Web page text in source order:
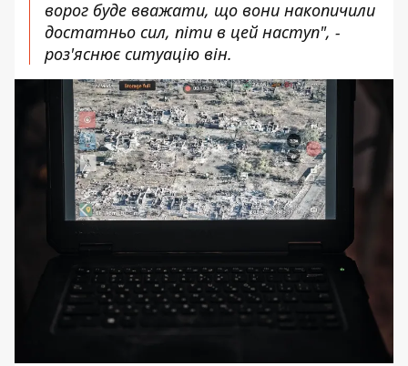
ворог буде вважати, що вони накопичили
достатньо сил, піти в цей наступ", -
роз'яснює ситуацію він.